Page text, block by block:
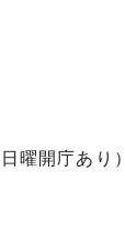
曜開庁あり）